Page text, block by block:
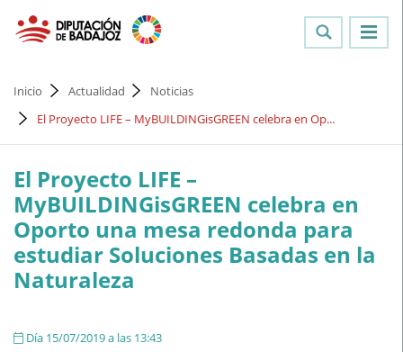
Inicio Actualidad
Noticias
El Proyecto LIFE – MyBUILDINGisGREEN celebra en Op...
El Proyecto LIFE –
MyBUILDINGisGREEN celebra en
Oporto una mesa redonda para
estudiar Soluciones Basadas en la
Naturaleza
Día 15/07/2019 a las 13:43